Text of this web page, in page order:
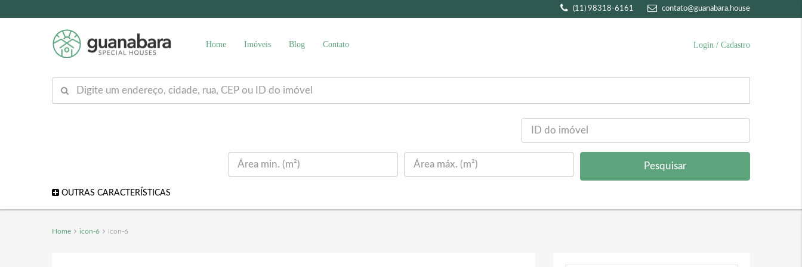
(11) 98318-6161 contato@guanabara.house
Home Imóveis Blog Contato Login / Cadastro
Pesquisar
OUTRAS CARACTERÍSTICAS
Home icon-6 icon-6